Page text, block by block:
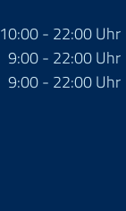
10:00 - 22:00 Uhr
9:00 - 22:00 Uhr
9:00 - 22:00 Uhr